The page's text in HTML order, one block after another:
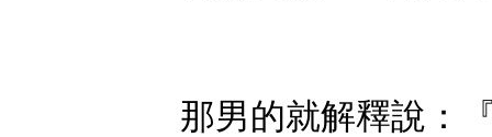
那男的就解釋說：